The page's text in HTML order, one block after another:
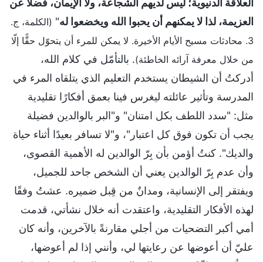
العزيمة، لذا لا يمكنهم أن يحبوا الله ويخضعوا له" (الكلمة، ج.
3. محادثات مسيح الأيام الأخيرة. لا يمكن للمرء أن يتحوّل حقًّا إلّا
من خلال معرفة آرائه الخاطئة). بالتأمّل في كلام الله،
أدركتُ أن الشيطان يستخدم التعليم الذي يتلقاه المرء في
المدرسة وتأثير عائلته ليغرس فينا بعمق أفكارًا تقليدية
مثل: "سدد اللطف بكل امتنان" و"البر بالوالدين فضيلة
يجب أن تكون فوق كل اعتبار"، و"لا تسافر بعيدًا أثناء حياة
والديك". كنتُ أؤمن بأن بِرّ الوالدين له الأهمية القصوى،
وأن عدم بِرّ الوالدين يعني أن الشخص جاحد للجميل،
ويفتقر إلى الإنسانية، ومدانٌ من قِبل ضميره. عشتُ وفقًا
لهذه الأفكار التقليدية، واعتقدت أنه خلال نشأتي، قدمت
أمي أكبر التضحيات من أجلي مقارنةً بالآخرين، وأنه كان
عليّ أن أعوضها عن رعايتها لي، وأنني إذا لم أعوضها،